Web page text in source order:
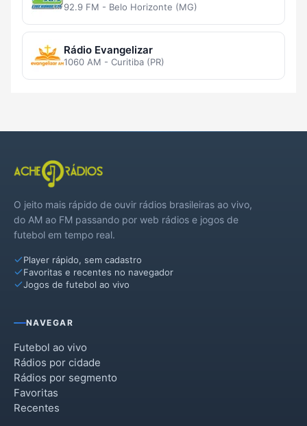
92.9 FM - Belo Horizonte (MG)
Rádio Evangelizar
1060 AM - Curitiba (PR)
O jeito mais rápido de ouvir rádios brasileiras ao vivo,
do AM ao FM passando por web rádios e jogos de
futebol em tempo real.
Player rápido, sem cadastro
Favoritas e recentes no navegador
Jogos de futebol ao vivo
NAVEGAR
Futebol ao vivo
Rádios por cidade
Rádios por segmento
Favoritas
Recentes